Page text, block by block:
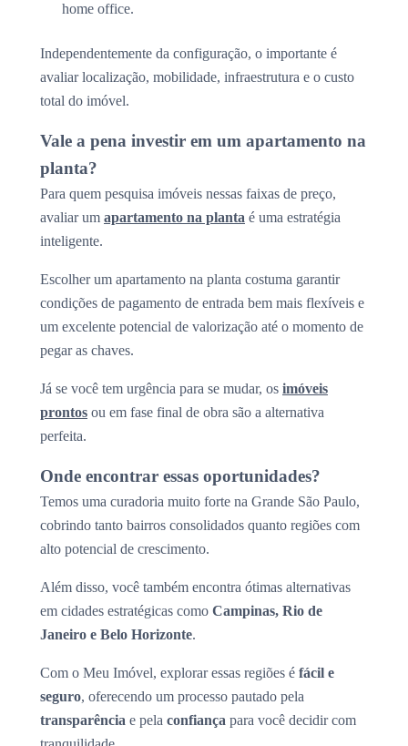
home office.
Independentemente da configuração, o importante é
avaliar localização, mobilidade, infraestrutura e o custo
total do imóvel.
Vale a pena investir em um apartamento na
planta?
Para quem pesquisa imóveis nessas faixas de preço,
avaliar um apartamento na planta é uma estratégia
inteligente.
Escolher um apartamento na planta costuma garantir
condições de pagamento de entrada bem mais flexíveis e
um excelente potencial de valorização até o momento de
pegar as chaves.
Já se você tem urgência para se mudar, os imóveis
prontos ou em fase final de obra são a alternativa
perfeita.
Onde encontrar essas oportunidades?
Temos uma curadoria muito forte na Grande São Paulo,
cobrindo tanto bairros consolidados quanto regiões com
alto potencial de crescimento.
Além disso, você também encontra ótimas alternativas
em cidades estratégicas como Campinas, Rio de
Janeiro e Belo Horizonte.
Com o Meu Imóvel, explorar essas regiões é fácil e
seguro, oferecendo um processo pautado pela
transparência e pela confiança para você decidir com